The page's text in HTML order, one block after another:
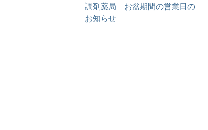
調剤薬局 お盆期間の営業日の
お知らせ